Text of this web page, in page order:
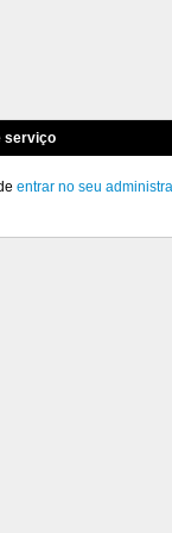
serviço
entrar no seu